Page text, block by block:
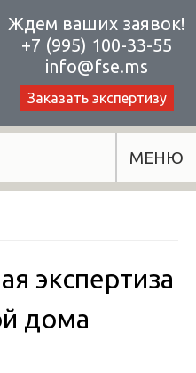
Ждем ваших заявок!
+7 (995) 100-33-55
info@fse.ms
Заказать экспертизу
МЕНЮ
экспертиза
дома